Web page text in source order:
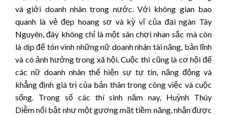
và giới doanh nhân trong nước. Với không gian bao
quanh là vẻ đẹp hoang sơ và kỳ vĩ của đại ngàn Tây
Nguyên, đây không chỉ là một sân chơi nhan sắc mà còn
là dịp để tôn vinh những nữ doanh nhân tài năng, bản lĩnh
và có ảnh hưởng trong xã hội. Cuộc thi cũng là cơ hội để
các nữ doanh nhân thể hiện sự tự tin, năng động và
khẳng định giá trị của bản thân trong công việc và cuộc
sống. Trong số các thí sinh năm nay, Huỳnh Thúy
Diễm nổi bật như một gương mặt tiềm năng, nhận được